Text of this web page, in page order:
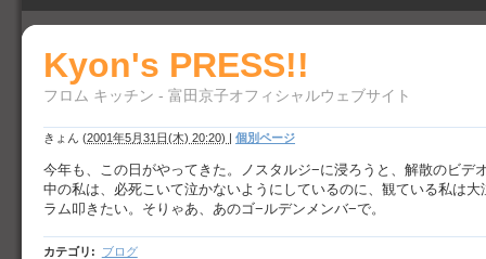
Kyon's PRESS!!
フロム キッチン - 富田京子オフィシャルウェブサイト
きょん (2001年5月31日(木) 20:20) | 個別ページ
今年も、この日がやってきた。ノスタルジ−に浸ろうと、解散のビデ
中の私は、必死こいて泣かないようにしているのに、観ている私は大
ラム叩きたい。そりゃあ、あのゴ−ルデンメンバ−で。
カテゴリ : ブログ